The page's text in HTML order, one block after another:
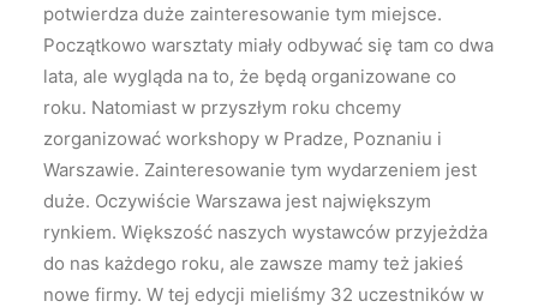
potwierdza duże zainteresowanie tym miejsce.
Początkowo warsztaty miały odbywać się tam co dwa
lata, ale wygląda na to, że będą organizowane co
roku. Natomiast w przyszłym roku chcemy
zorganizować workshopy w Pradze, Poznaniu i
Warszawie. Zainteresowanie tym wydarzeniem jest
duże. Oczywiście Warszawa jest największym
rynkiem. Większość naszych wystawców przyjeżdża
do nas każdego roku, ale zawsze mamy też jakieś
nowe firmy. W tej edycji mieliśmy 32 uczestników w